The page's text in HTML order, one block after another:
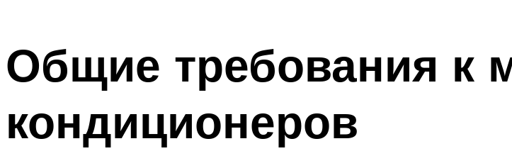
Общие требования к
кондиционеров